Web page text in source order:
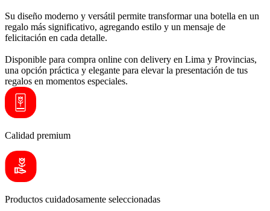
Su diseño moderno y versátil permite transformar una botella en un
regalo más significativo, agregando estilo y un mensaje de
felicitación en cada detalle.
Disponible para compra online con delivery en Lima y Provincias,
una opción práctica y elegante para elevar la presentación de tus
regalos en momentos especiales.
Calidad premium
Productos cuidadosamente seleccionadas